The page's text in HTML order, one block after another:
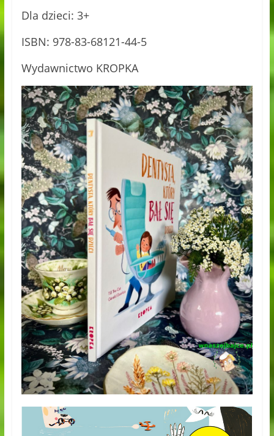
Dla dzieci: 3+
ISBN: 978-83-68121-44-5
Wydawnictwo KROPKA